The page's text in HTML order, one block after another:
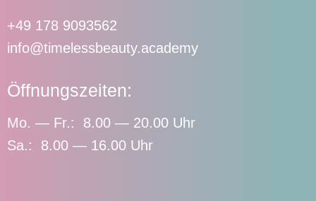
+49 178 9093562
info@timelessbeauty.academy
Öffnungszeiten:
Mo. — Fr.: 8.00 — 20.00 Uhr
Sa.: 8.00 — 16.00 Uhr